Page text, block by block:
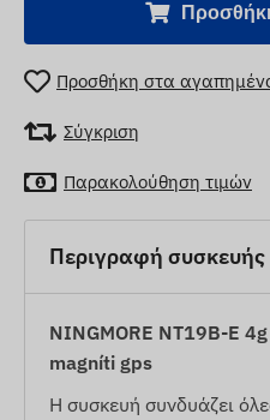
Προσθήκη στα
Σύγκριση
Παρακολούθηση τιμών
Περιγραφή συσκευής
NINGMORE NT19B-E
magníti gps
Η συσκευή συνδυάζει